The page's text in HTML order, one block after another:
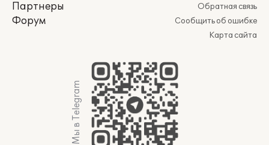
Партнеры
Форум
Обратная связь
Сообщить об ошибке
Карта сайта
Мы в Telegram